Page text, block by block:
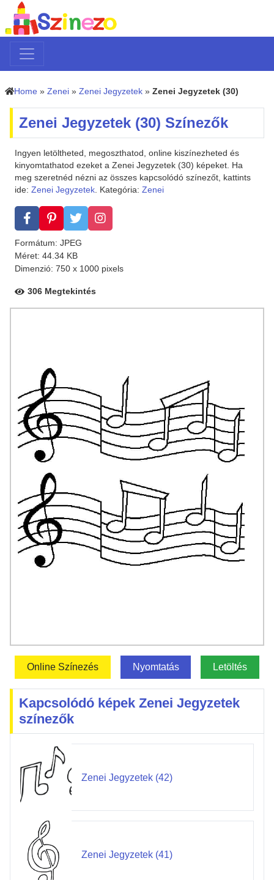
Home » Zenei » Zenei Jegyzetek » Zenei Jegyzetek (30)
Zenei Jegyzetek (30) Színezők
Ingyen letöltheted, megoszthatod, online kiszínezheted és
kinyomtathatod ezeket a Zenei Jegyzetek (30) képeket. Ha
meg szeretnéd nézni az összes kapcsolódó színezőt, kattints
ide: Zenei Jegyzetek. Kategória: Zenei
Formátum: JPEG
Méret: 44.34 KB
Dimenzió: 750 x 1000 pixels
306 Megtekintés
Online Színezés Nyomtatás Letöltés
Kapcsolódó képek Zenei Jegyzetek
színezők
Zenei Jegyzetek (42)
Zenei Jegyzetek (41)